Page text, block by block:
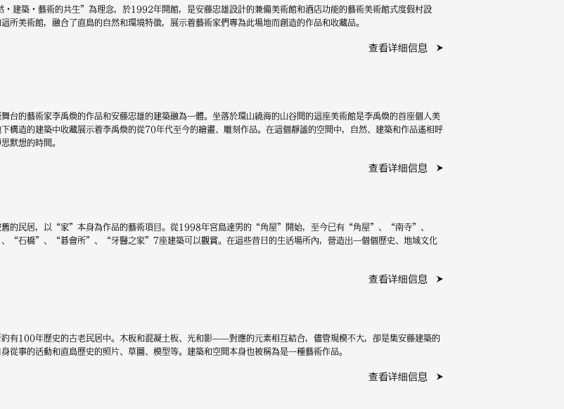
建築・藝術的共生”為理念，於1992年開館，是安藤忠雄設計的兼備美術館和酒店功能的藝術美術館式度假村設
所美術館，融合了直島的自然和環境特徵，展示着藝術家們專為此場地而創造的作品和收藏品。
查看详细信息
台的藝術家李禹煥的作品和安藤忠雄的建築融為一體。坐落於環山繞海的山谷間的這座美術館是李禹煥的首座個人美
構造的建築中收藏展示着李禹煥的從70年代至今的繪畫、雕刻作品。在這個靜謐的空間中，自然、建築和作品遙相呼
默想的時間。
查看详细信息
舊的民居，以“家”本身為作品的藝術項目。從1998年宮島達男的“角屋”開始，至今已有“角屋”、“南寺”、
石橋”、“碁會所”、“牙醫之家”7座建築可以觀賞。在這些昔日的生活場所內，營造出一個個歷史、地域文化
查看详细信息
有100年歷史的古老民居中。木板和混凝土板、光和影——對應的元素相互結合，儘管規模不大，卻是集安藤建築的
從事的活動和直島歷史的照片、草圖、模型等。建築和空間本身也被稱為是一種藝術作品。
查看详细信息